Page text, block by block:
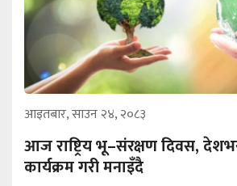
आइतबार, साउन २४, २०८३
आज राष्ट्रिय भू–संरक्षण दिवस,
कार्यक्रम गरी मनाइँदै